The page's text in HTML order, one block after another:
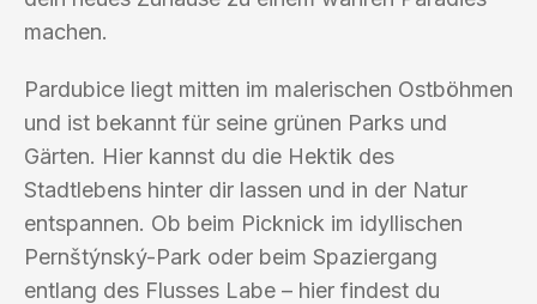
machen.
Pardubice liegt mitten im malerischen Ostböhmen
und ist bekannt für seine grünen Parks und
Gärten. Hier kannst du die Hektik des
Stadtlebens hinter dir lassen und in der Natur
entspannen. Ob beim Picknick im idyllischen
Pernštýnský-Park oder beim Spaziergang
entlang des Flusses Labe – hier findest du